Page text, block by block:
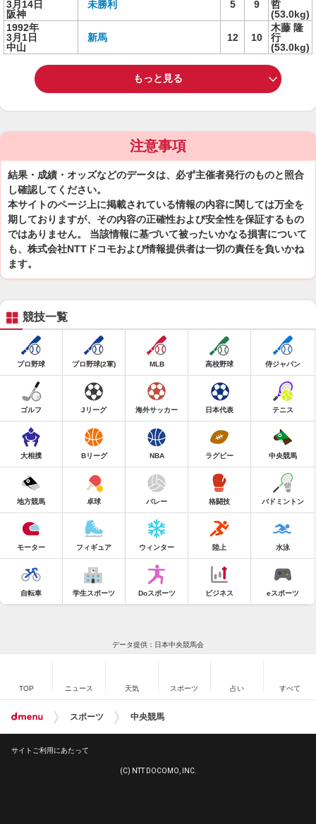
3月14日
阪神
未勝利 5 9
哲
(53.0kg)
1992年
3月1日
中山
新馬 12 10
木藤 隆
行
(53.0kg)
もっと見る
注意事項
結果・成績・オッズなどのデータは、必ず主催者発行のものと照合
し確認してください。
本サイトのページ上に掲載されている情報の内容に関しては万全を
期しておりますが、その内容の正確性および安全性を保証するもの
ではありません。 当該情報に基づいて被ったいかなる損害について
も、株式会社NTTドコモおよび情報提供者は一切の責任を負いかね
ます。
競技一覧
プロ野球 プロ野球(2軍) MLB 高校野球 侍ジャパン
ゴルフ Jリーグ 海外サッカー 日本代表 テニス
大相撲 Bリーグ NBA ラグビー 中央競馬
地方競馬 卓球 バレー 格闘技 バドミントン
モーター フィギュア ウィンター 陸上 水泳
自転車 学生スポーツ Doスポーツ ビジネス eスポーツ
データ提供：日本中央競馬会
TOP ニュース 天気 スポーツ 占い すべて
スポーツ 中央競馬
サイトご利用にあたって
(C) NTT DOCOMO, INC.